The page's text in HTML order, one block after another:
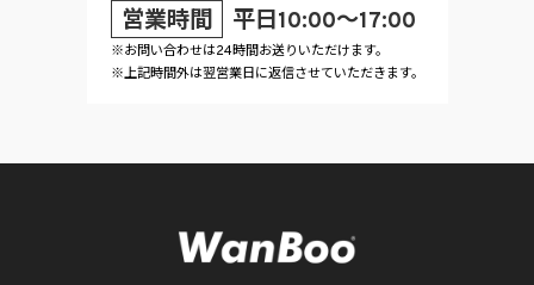
営業時間 平日10:00～17:00
※お問い合わせは24時間お送りいただけます。
※上記時間外は翌営業日に返信させていただきます。